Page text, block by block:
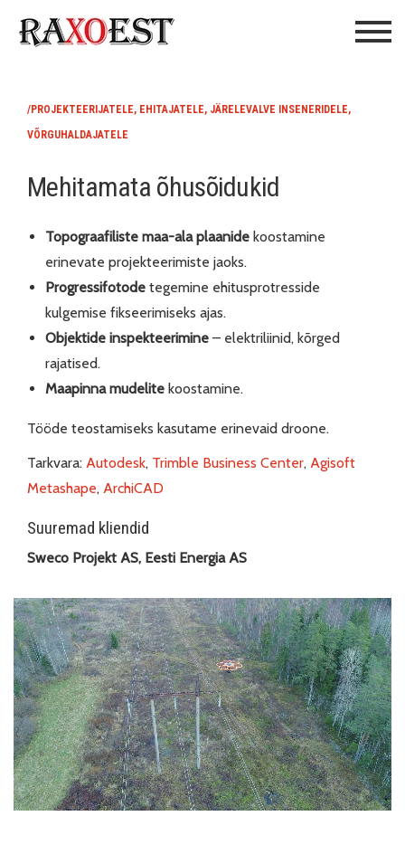
/PROJEKTEERIJATELE, EHITAJATELE, JÄRELEVALVE INSENERIDELE,
VÕRGUHALDAJATELE
Mehitamata õhusõidukid
Topograafiliste maa-ala plaanide koostamine
erinevate projekteerimiste jaoks.
Progressifotode tegemine ehitusprotresside
kulgemise fikseerimiseks ajas.
Objektide inspekteerimine – elektriliinid, kõrged
rajatised.
Maapinna mudelite koostamine.
Tööde teostamiseks kasutame erinevaid droone.
Tarkvara: Autodesk, Trimble Business Center, Agisoft
Metashape, ArchiCAD
Suuremad kliendid
Sweco Projekt AS, Eesti Energia AS